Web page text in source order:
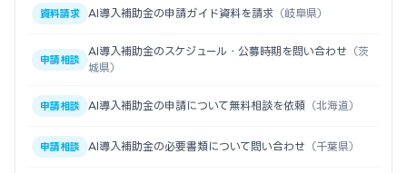
資料請求 AI導入補助金の申請ガイド資料を請求 （岐阜県）
申請相談
AI導入補助金のスケジュール・公募時期を問い合わせ （茨
城県）
申請相談 AI導入補助金の申請について無料相談を依頼 （北海道）
申請相談 AI導入補助金の必要書類について問い合わせ （千葉県）